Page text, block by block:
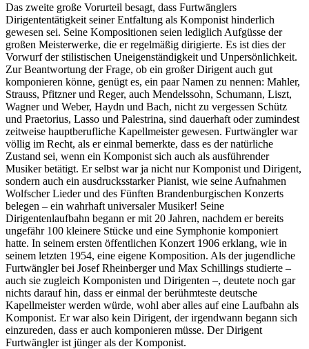
Das zweite große Vorurteil besagt, dass Furtwänglers
Dirigententätigkeit seiner Entfaltung als Komponist hinderlich
gewesen sei. Seine Kompositionen seien lediglich Aufgüsse der
großen Meisterwerke, die er regelmäßig dirigierte. Es ist dies der
Vorwurf der stilistischen Uneigenständigkeit und Unpersönlichkeit.
Zur Beantwortung der Frage, ob ein großer Dirigent auch gut
komponieren könne, genügt es, ein paar Namen zu nennen: Mahler,
Strauss, Pfitzner und Reger, auch Mendelssohn, Schumann, Liszt,
Wagner und Weber, Haydn und Bach, nicht zu vergessen Schütz
und Praetorius, Lasso und Palestrina, sind dauerhaft oder zumindest
zeitweise hauptberufliche Kapellmeister gewesen. Furtwängler war
völlig im Recht, als er einmal bemerkte, dass es der natürliche
Zustand sei, wenn ein Komponist sich auch als ausführender
Musiker betätigt. Er selbst war ja nicht nur Komponist und Dirigent,
sondern auch ein ausdrucksstarker Pianist, wie seine Aufnahmen
Wolfscher Lieder und des Fünften Brandenburgischen Konzerts
belegen – ein wahrhaft universaler Musiker! Seine
Dirigentenlaufbahn begann er mit 20 Jahren, nachdem er bereits
ungefähr 100 kleinere Stücke und eine Symphonie komponiert
hatte. In seinem ersten öffentlichen Konzert 1906 erklang, wie in
seinem letzten 1954, eine eigene Komposition. Als der jugendliche
Furtwängler bei Josef Rheinberger und Max Schillings studierte –
auch sie zugleich Komponisten und Dirigenten –, deutete noch gar
nichts darauf hin, dass er einmal der berühmteste deutsche
Kapellmeister werden würde, wohl aber alles auf eine Laufbahn als
Komponist. Er war also kein Dirigent, der irgendwann begann sich
einzureden, dass er auch komponieren müsse. Der Dirigent
Furtwängler ist jünger als der Komponist.